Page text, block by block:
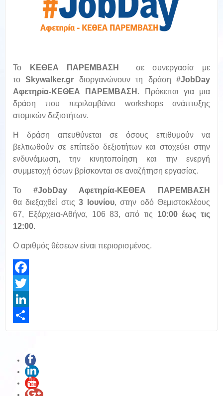
To ΚΕΘΕΑ ΠΑΡΕΜΒΑΣΗ
σε συνεργασία με
τοSkywalker.gr διοργανώνουν τη δράση#JobDay
Αφετηρία-ΚΕΘΕΑ ΠΑΡΕΜΒΑΣΗ . Πρόκειται για μια
δράση που περιλαμβάνει workshops ανάπτυξης
ατομικών δεξιοτήτων.
Η δράση απευθύνεται σε όσους επιθυμούν να
βελτιωθούν σε επίπεδο δεξιοτήτων και στοχεύει στην
ενδυνάμωση, την κινητοποίηση και την ενεργή
συμμετοχή όσων βρίσκονται σε αναζήτηση εργασίας.
Το #JobDay Αφετηρία-ΚΕΘΕΑ ΠΑΡΕΜΒΑΣΗ
θα διεξαχθεί στις3 Ιουνίου, στην οδό Θεμιστοκλέους
67, Εξάρχεια-Αθήνα, 106 83, από τις 10:00 έως τις
12:00.
Ο αριθμός θέσεων είναι περιορισμένος.
Facebook
Twitter
LinkedIn
Share